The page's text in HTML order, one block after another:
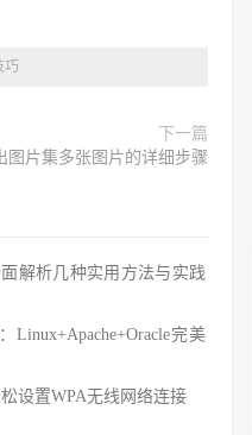
巧
下一篇
图片集多张图片的详细步骤
解析几种实用方法与实践
Linux+Apache+Oracle完美
设置WPA无线网络连接